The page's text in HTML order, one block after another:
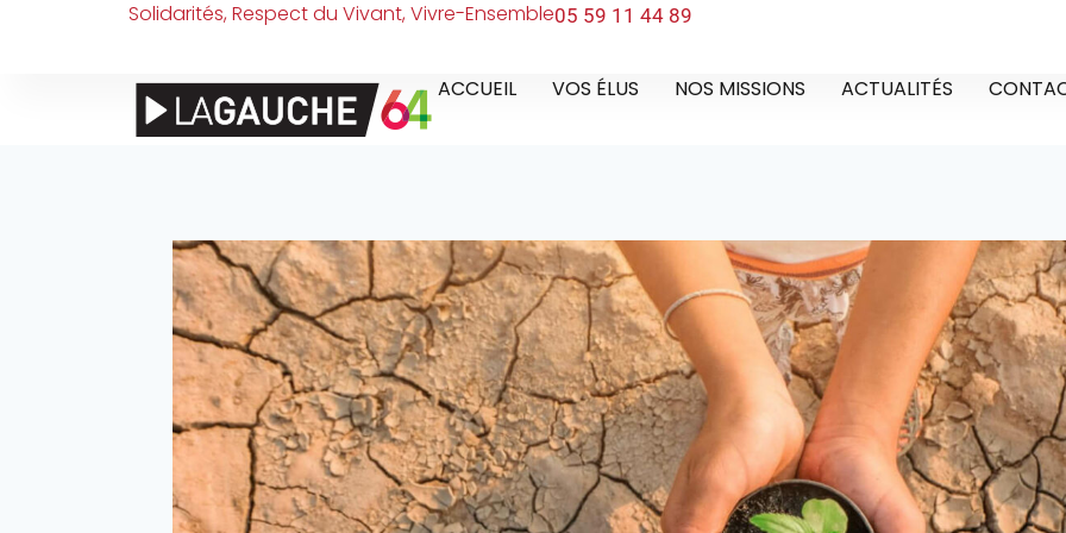
Solidarités, Respect du Vivant, Vivre-Ensemble05 59 11 44 89
ACCUEIL VOS ÉLUS NOS MISSIONS ACTUALITÉS